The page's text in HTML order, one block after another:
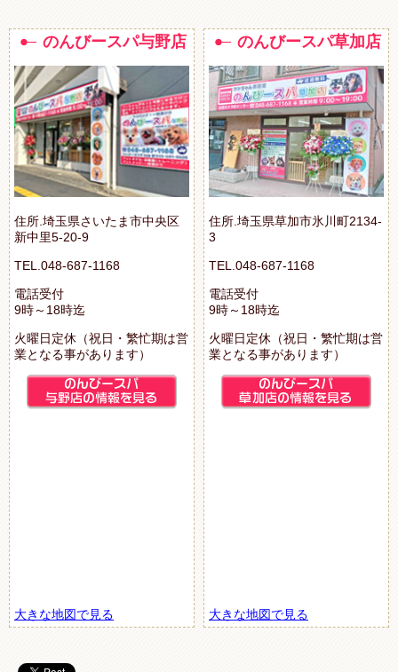
のんびースパ与野店
住所.埼玉県さいたま市中央区
新中里5-20-9
TEL.048-687-1168
電話受付
9時～18時迄
火曜日定休（祝日・繁忙期は営
業となる事があります）
大きな地図で見る
のんびースパ草加店
住所.埼玉県草加市氷川町2134-
3
TEL.048-687-1168
電話受付
9時～18時迄
火曜日定休（祝日・繁忙期は営
業となる事があります）
大きな地図で見る